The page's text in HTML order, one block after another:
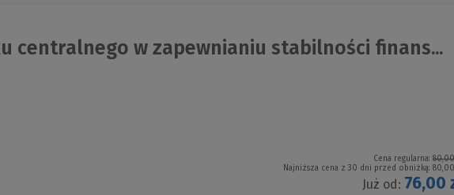
centralnego w zapewnianiu stabilności finans...
Cena regularna:
Najniższa cena z 30 dni przed obniżką:
Już od: 76,00